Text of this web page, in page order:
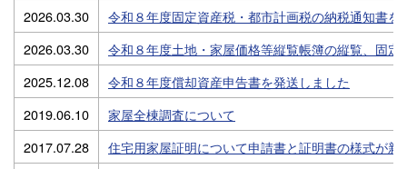
2026.03.30
令和８年度固定資産税・都市計画税の納税通知書を
2026.03.30
令和８年度土地・家屋価格等縦覧帳簿の縦覧、固
2025.12.08
令和８年度償却資産申告書を発送しました
2019.06.10
家屋全棟調査について
2017.07.28
住宅用家屋証明について申請書と証明書の様式が新